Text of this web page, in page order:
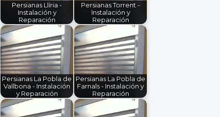
Persianas Llíria -
Instalación y
Reparación
Persianas Torrent -
Instalación y
Reparación
Persianas La Pobla de
Vallbona - Instalación
y Reparación
Persianas La Pobla de
Farnals - Instalación y
Reparación